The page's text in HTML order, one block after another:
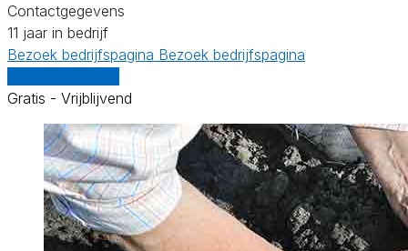
Contactgegevens
11 jaar in bedrijf
Bezoek bedrijfspagina Bezoek bedrijfspagina
Gratis - Vrijblijvend